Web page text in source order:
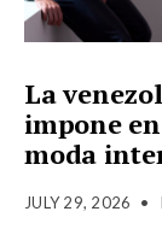
La
impone
moda
JULY 29, 2026 •